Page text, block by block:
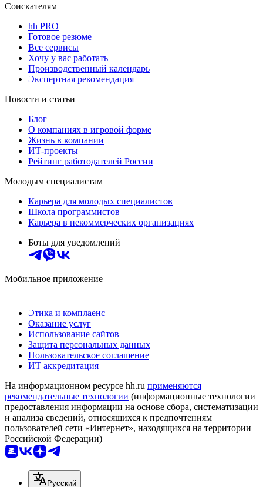
Соискателям
hh PRO
Готовое резюме
Все сервисы
Хочу у вас работать
Производственный календарь
Экспертная рекомендация
Новости и статьи
Блог
О компаниях в игровой форме
Жизнь в компании
ИТ-проекты
Рейтинг работодателей России
Молодым специалистам
Карьера для молодых специалистов
Школа программистов
Карьера в некоммерческих организациях
Боты для уведомлений
Мобильное приложение
Этика и комплаенс
Оказание услуг
Использование сайтов
Защита персональных данных
Пользовательское соглашение
ИТ аккредитация
На информационном ресурсе hh.ru применяются
рекомендательные технологии (информационные технологии
предоставления информации на основе сбора, систематизации
и анализа сведений, относящихся к предпочтениям
пользователей сети «Интернет», находящихся на территории
Российской Федерации)
Русский